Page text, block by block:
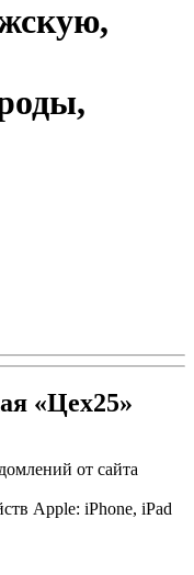
«Цех25»
от сайта
Apple: iPhone, iPad